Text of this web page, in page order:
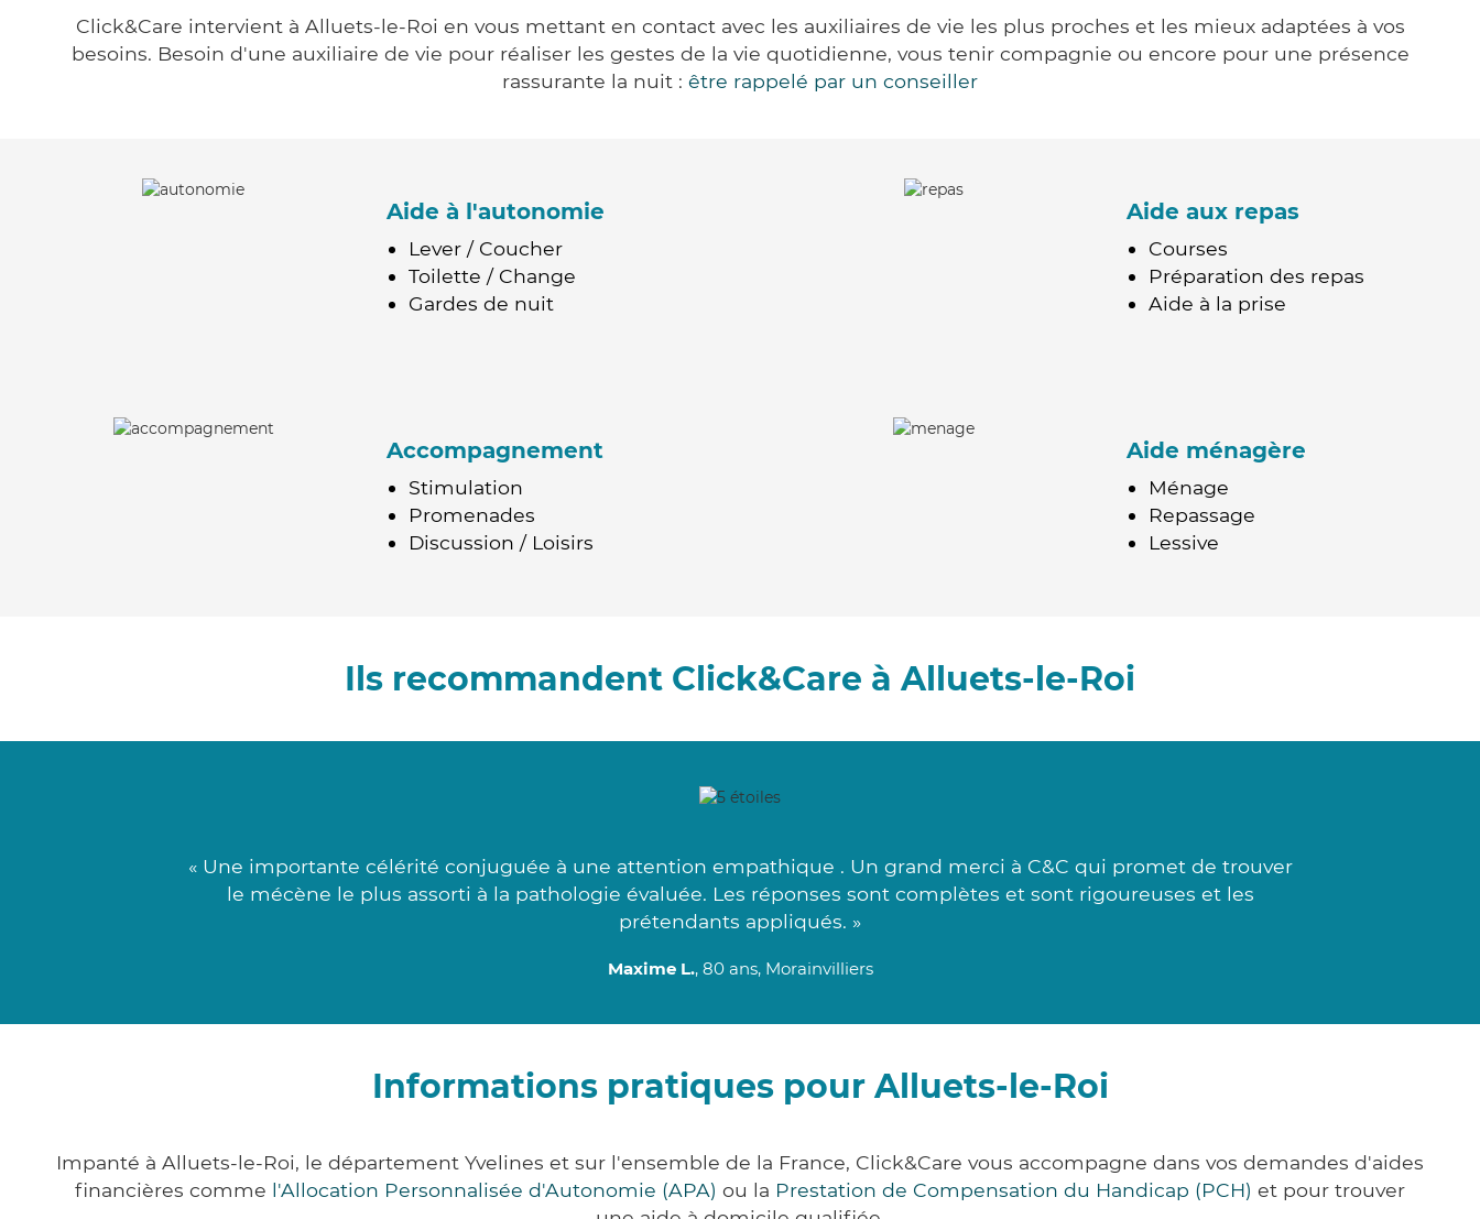
Click&Care intervient à Alluets-le-Roi en vous mettant en contact avec les auxiliaires de vie les plus proches et les mieux adaptées à vos
besoins. Besoin d'une auxiliaire de vie pour réaliser les gestes de la vie quotidienne, vous tenir compagnie ou encore pour une présence
rassurante la nuit : être rappelé par un conseiller
Aide à l'autonomie
Lever / Coucher
Toilette / Change
Gardes de nuit
Aide aux repas
Courses
Préparation des repas
Aide à la prise
Accompagnement
Stimulation
Promenades
Discussion / Loisirs
Aide ménagère
Ménage
Repassage
Lessive
Ils recommandent Click&Care à Alluets-le-Roi
« Une importante célérité conjuguée à une attention empathique . Un grand merci à C&C qui promet de trouver
le mécène le plus assorti à la pathologie évaluée. Les réponses sont complètes et sont rigoureuses et les
prétendants appliqués. »
Maxime L., 80 ans, Morainvilliers
Informations pratiques pour Alluets-le-Roi
Impanté à Alluets-le-Roi, le département Yvelines et sur l'ensemble de la France, Click&Care vous accompagne dans vos demandes d'aides
financières comme l'Allocation Personnalisée d'Autonomie (APA) ou la Prestation de Compensation du Handicap (PCH) et pour trouver